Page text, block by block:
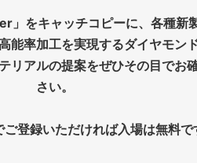
」をキャッチコピーに、各種新
能率加工を実現するダイヤモン
リアルの提案をぜひその目でお
さい。
登録いただければ入場は無料で